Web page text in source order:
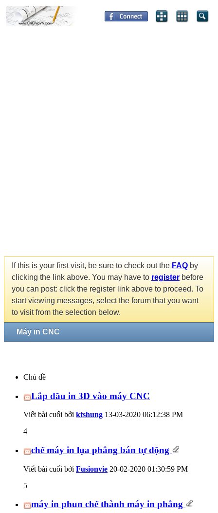
If this is your first visit, be sure to check out the FAQ by
clicking the link above. You may have to register before
you can post: click the register link above to proceed. To
start viewing messages, select the forum that you want
to visit from the selection below.
Máy in CNC
Chủ đề
Lắp đầu in 3D vào máy CNC
Viết bài cuối bởi ktshung 13-03-2020 06:12:38 PM
4
chế máy in lụa phẳng bán tự động
Viết bài cuối bởi Fusionvie 20-02-2020 01:30:59 PM
5
máy in phun chế thành máy in phẳng